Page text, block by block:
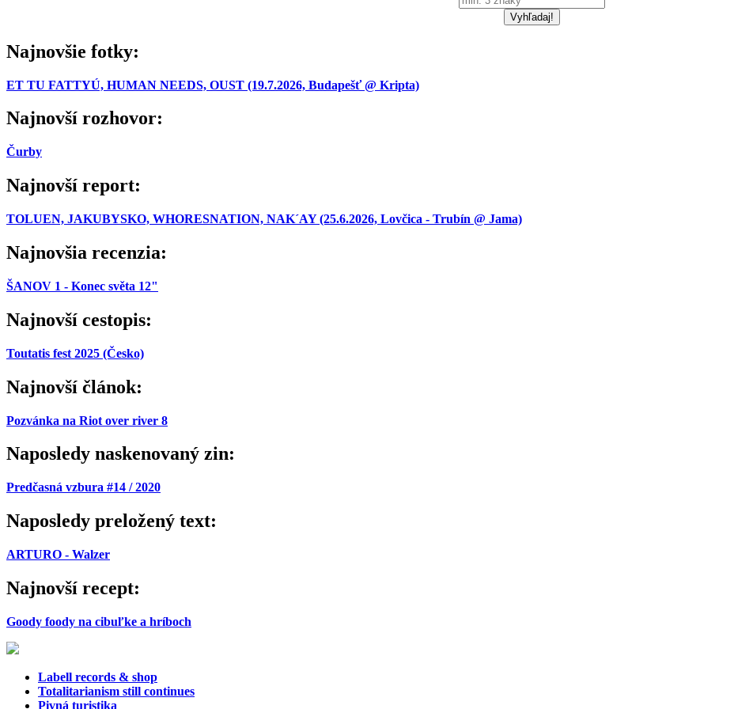
Najnovšie fotky:
ET TU FATTYÚ, HUMAN NEEDS, OUST (19.7.2026, Budapešť @ Kripta)
Najnovší rozhovor:
Čurby
Najnovší report:
TOLUEN, JAKUBYSKO, WHORESNATION, NAK´AY (25.6.2026, Lovčica - Trubín @ Jama)
Najnovšia recenzia:
ŠANOV 1 - Konec světa 12"
Najnovší cestopis:
Toutatis fest 2025 (Česko)
Najnovší článok:
Pozvánka na Riot over river 8
Naposledy naskenovaný zin:
Predčasná vzbura #14 / 2020
Naposledy preložený text:
ARTURO - Walzer
Najnovší recept:
Goody foody na cibuľke a hríboch
Labell records & shop
Totalitarianism still continues
Pivná turistika